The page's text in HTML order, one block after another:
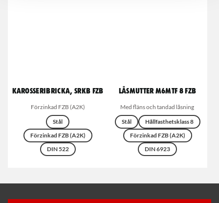
Karosseribricka, SRKB FZB
Förzinkad FZB (A2K)
Stål
Förzinkad FZB (A2K)
DIN 522
Låsmutter M6MTF 8 FZB
Med fläns och tandad låsning
Stål
Hållfasthetsklass 8
Förzinkad FZB (A2K)
DIN 6923